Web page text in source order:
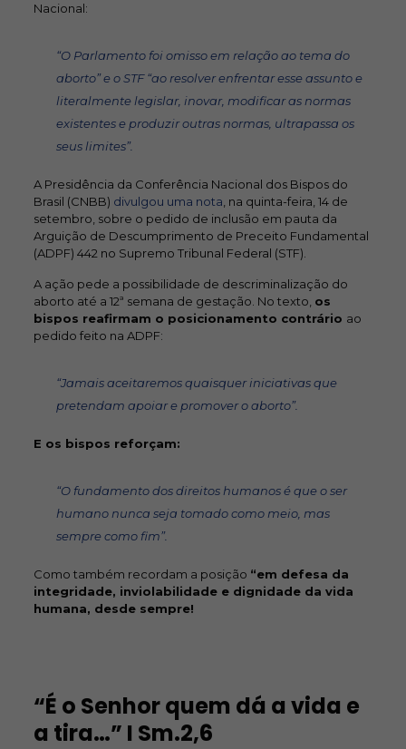
Nacional:
“O Parlamento foi omisso em relação ao tema do
aborto” e o STF “ao resolver enfrentar esse assunto e
literalmente legislar, inovar, modificar as normas
existentes e produzir outras normas, ultrapassa os
seus limites”.
A Presidência da Conferência Nacional dos Bispos do
Brasil (CNBB) divulgou uma nota , na quinta-feira, 14 de
setembro, sobre o pedido de inclusão em pauta da
Arguição de Descumprimento de Preceito Fundamental
(ADPF) 442 no Supremo Tribunal Federal (STF).
A ação pede a possibilidade de descriminalização do
aborto até a 12ª semana de gestação. No texto, os
bispos reafirmam o posicionamento contrário ao
pedido feito na ADPF:
“Jamais aceitaremos quaisquer iniciativas que
pretendam apoiar e promover o aborto”.
E os bispos reforçam:
“O fundamento dos direitos humanos é que o ser
humano nunca seja tomado como meio, mas
sempre como fim”.
Como também recordam a posição “em defesa da
integridade, inviolabilidade e dignidade da vida
humana, desde sempre!
“É o Senhor quem dá a vida e
a tira…” I Sm.2,6